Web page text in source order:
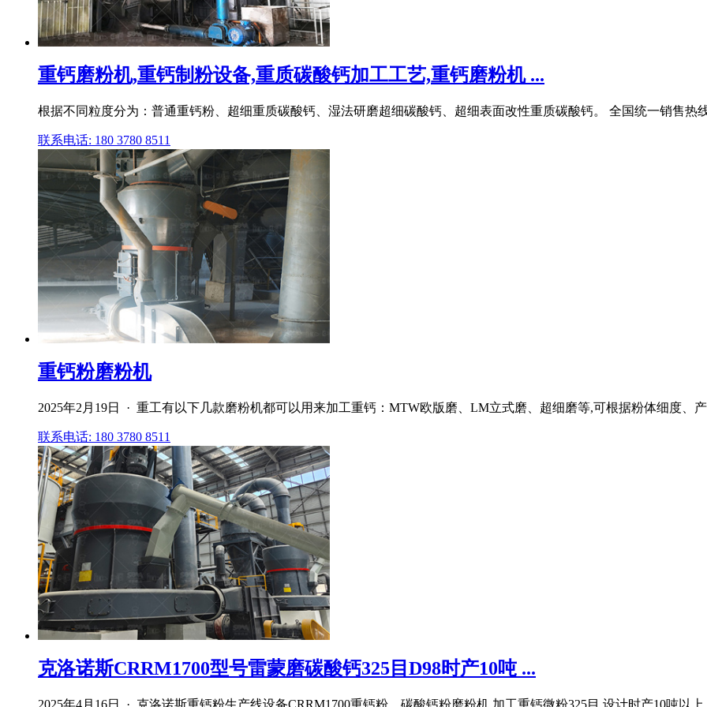
重钙磨粉机,重钙制粉设备,重质碳酸钙加工工艺,重钙磨粉机 ...
根据不同粒度分为：普通重钙粉、超细重质碳酸钙、湿法研磨超细碳酸钙、超细表面改性重质碳酸钙。 全国统一销售热
联系电话: 180 3780 8511
重钙粉磨粉机
2025年2月19日 · 重工有以下几款磨粉机都可以用来加工重钙：MTW欧版磨、LM立式磨、超细磨等,可根据粉体细度、
联系电话: 180 3780 8511
克洛诺斯CRRM1700型号雷蒙磨碳酸钙325目D98时产10吨 ...
2025年4月16日 · 克洛诺斯重钙粉生产线设备CRRM1700重钙粉、碳酸钙粉磨粉机,加工重钙微粉325目,设计时产10吨以